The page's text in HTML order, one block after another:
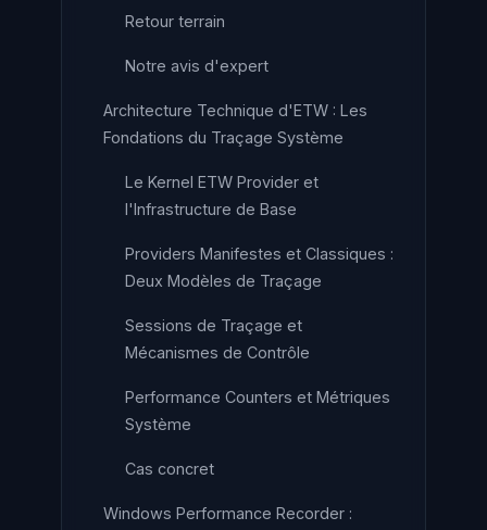
Retour terrain
Notre avis d'expert
Architecture Technique d'ETW : Les
Fondations du Traçage Système
Le Kernel ETW Provider et
l'Infrastructure de Base
Providers Manifestes et Classiques :
Deux Modèles de Traçage
Sessions de Traçage et
Mécanismes de Contrôle
Performance Counters et Métriques
Système
Cas concret
Windows Performance Recorder :